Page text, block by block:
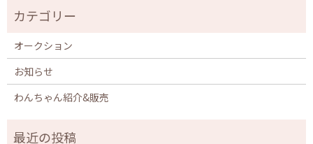
オークション
お知らせ
わんちゃん紹介&販売